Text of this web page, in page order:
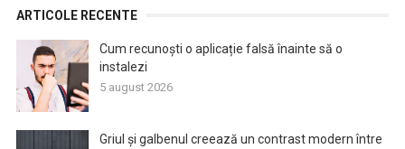
ARTICOLE RECENTE
Cum recunoști o aplicație falsă înainte să o
instalezi
5 august 2026
Griul și galbenul creează un contrast modern între